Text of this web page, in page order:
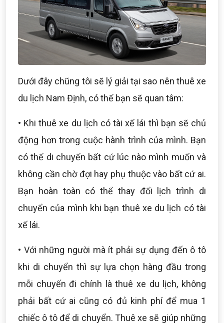
Dưới đây chũng tôi sẽ lý giải tại sao nên thuê xe
du lịch Nam Định, có thể bạn sẽ quan tâm:
• Khi thuê xe du lịch có tài xế lái thì bạn sẽ chủ
động hơn trong cuộc hành trình của mình. Bạn
có thể di chuyển bất cứ lúc nào mình muốn và
không cần chờ đợi hay phụ thuộc vào bất cứ ai.
Bạn hoàn toàn có thể thay đổi lịch trình di
chuyển của mình khi bạn thuê xe du lịch có tài
xế lái.
• Với những người mà ít phải sự dụng đến ô tô
khi di chuyển thì sự lựa chọn hàng đầu trong
mỗi chuyến đi chính là thuê xe du lịch, không
phải bất cứ ai cũng có đủ kinh phí để mua 1
chiếc ô tô để di chuyển. Thuê xe sẽ giúp những